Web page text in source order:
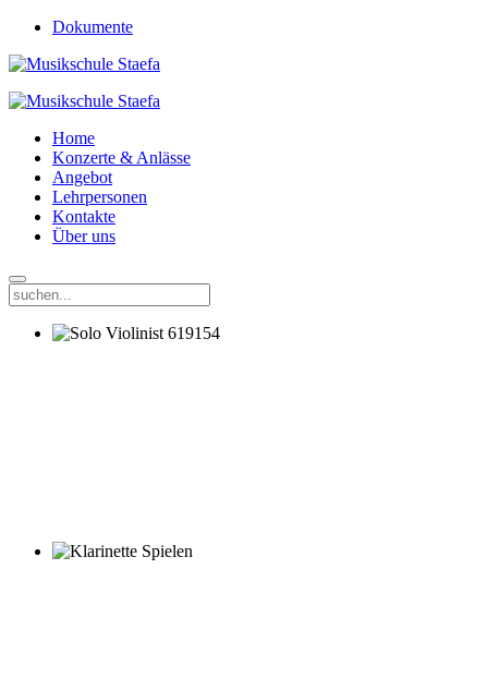
Dokumente
Home
Konzerte & Anlässe
Angebot
Lehrpersonen
Kontakte
Über uns